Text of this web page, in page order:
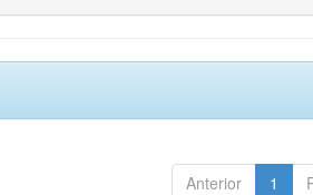
Anterior 1